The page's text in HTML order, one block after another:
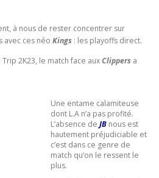
à nous de rester concentrer sur
avec ces néo Kings : les playoffs direct.
2K23, le match face auxClippers a
Une entame calamiteuse
dont L.A n’a pas profité.
L’absence de JB nous est
hautement préjudiciable et
c’est dans ce genre de
match qu’on le ressent le
plus.